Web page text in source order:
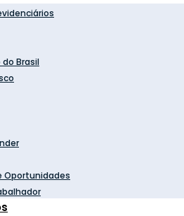
do Brasil
Oportunidades